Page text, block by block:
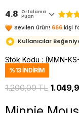
4.8 Ortalama
Puan
Sevilen ürün! 666kişi
Kullanıcılar
Stok Kodu (MMN-
%13İNDIRIM
1.200,00 TL